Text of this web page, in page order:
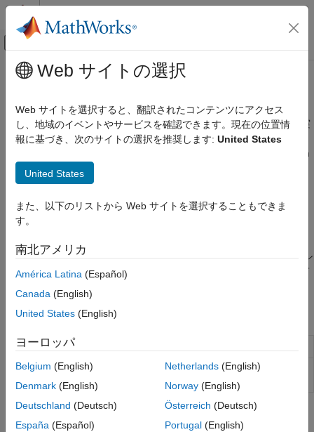
コンテンツへスキップ
オフキャンバス ナビゲーション メ
ドキュメンテーションのホーム
Phased Array System Toolbox
波形設計と信号合成
カテゴリ
パルス波形
連続波形
整合フィルターと不確定性関数
運動モデリングと座標系
メインコンテンツ
運動モデリングと座標系
アレイおよびターゲットの軌跡モデリングの実行、座標変換の実
行、およびドップラー シフトの計算。
System
object™ を使用して、レーダー、ソナー、ターゲット、ジャマ
ー、または干渉源の動きをモデル化できます。この System
す。これらの運動モデルは、ほとんどのタイプの軌跡を生成でき
ます。
ダー シナリオの 3 次元可視化を表示できます。ツールボックス
には、座標系間の変換、角度座標間の変換、速度とドップラー シ
フトの間の変換を行ういくつかのユーティリティ関数が含まれて
オブジェクト
phased.Platform
phased.ScenarioViewer
Display motion of radars and
targets
ブロック
Web サイトの選択
Web サイトを選択すると、翻訳されたコンテンツにアクセス
し、地域のイベントやサービスを確認できます。現在の位置情
報に基づき、次のサイトの選択を推奨します: United States
United States
また、以下のリストから Web サイトを選択することもできま
す。
南北アメリカ
América Latina (Español)
Canada (English)
United States (English)
ヨーロッパ
Belgium (English)
Denmark (English)
Deutschland (Deutsch)
España (Español)
Netherlands(English)
Norway(English)
Österreich (Deutsch)
Portugal(English)